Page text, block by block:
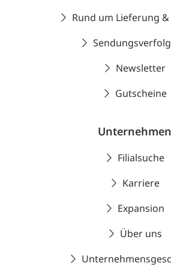
Rund um Lieferung
Newsletter
Gutscheine
Unternehmen
Filialsuche
Karriere
Expansion
Über uns